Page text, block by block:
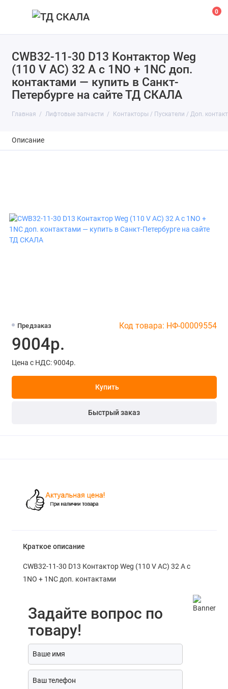
0
CWB32-11-30 D13 Контактор Weg
(110 V АС) 32 A с 1NO + 1NC доп.
контактами — купить в Санкт-
Петербурге на сайте ТД СКАЛА
Главная Лифтовые запчасти Контакторы / Пускатели / Доп.
Описание
Предзаказ Код товара: НФ-00009554
9004р.
Цена с НДС: 9004р.
Купить
Быстрый заказ
Краткое описание
CWB32-11-30 D13 Контактор Weg (110 V АС) 32 A с
1NO + 1NC доп. контактами
Задайте вопрос по
товару!